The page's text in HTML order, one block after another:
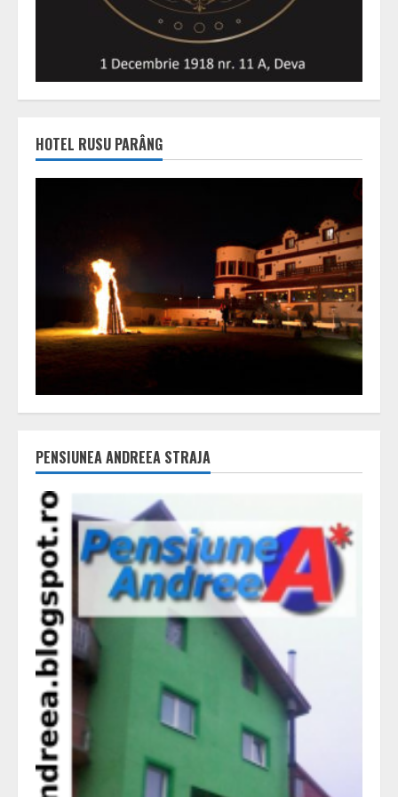
HOTEL RUSU PARÂNG
PENSIUNEA ANDREEA STRAJA